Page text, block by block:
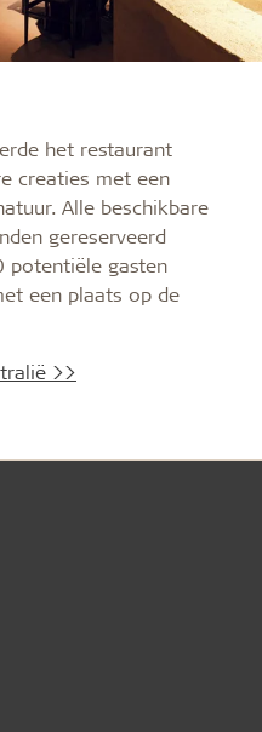
het restaurant
creaties met een
Alle beschikbare
gereserveerd
potentiële gasten
een plaats op de
>>